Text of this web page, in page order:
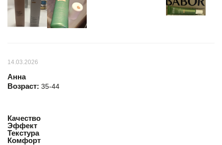
14.03.2026
Анна
Возраст: 35-44
Качество
Эффект
Текстура
Комфорт